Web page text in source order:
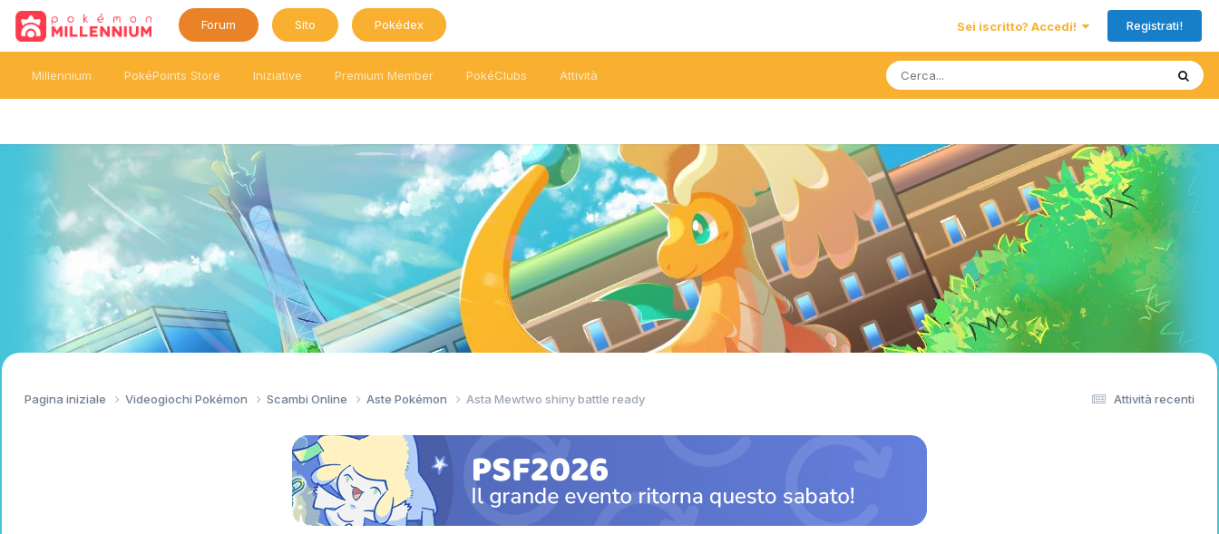
Forum Sito Pokédex Sei iscritto? Accedi! Registrati!
Millennium PokéPoints Store Iniziative Premium Member PokéClubs Attività
Attività recenti
Pagina iniziale Videogiochi Pokémon Scambi Online Aste Pokémon Asta Mewtwo shiny battle ready